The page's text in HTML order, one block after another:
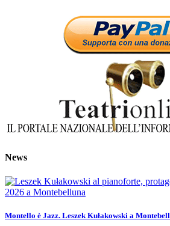
News
Montello è Jazz. Leszek Kułakowski a